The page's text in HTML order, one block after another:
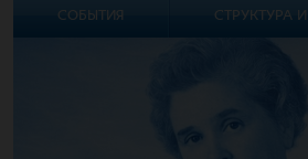
СОБЫТИЯ СТРУКТУРА